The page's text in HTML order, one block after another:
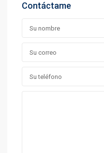
Contáctame